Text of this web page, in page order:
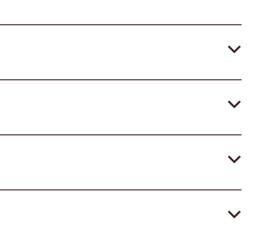
ングテーブル
タンド